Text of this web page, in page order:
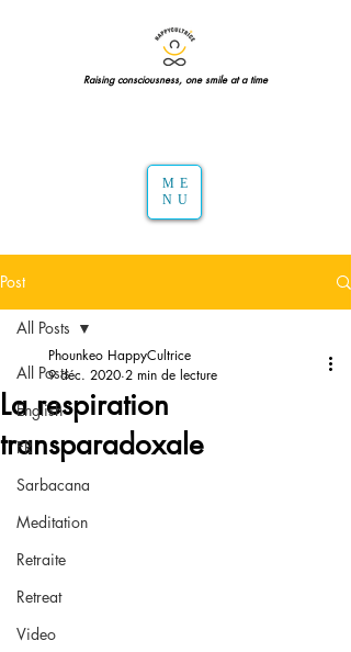
Raising consciousness, one smile at a time
ME
NU
Post
All Posts
English
FR
Sarbacana
Meditation
Retraite
Retreat
Video
All Posts
La respiration
transparadoxale
Phounkeo HappyCultrice
9 déc. 2020 2 min de lecture